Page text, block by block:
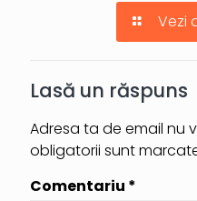
Vezi
Lasă un răspuns
Adresa ta de email nu
obligatorii sunt
Comentariu *